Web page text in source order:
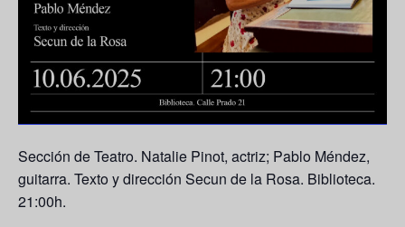
Sección de Teatro. Natalie Pinot, actriz; Pablo Méndez,
guitarra. Texto y dirección Secun de la Rosa. Biblioteca.
21:00h.